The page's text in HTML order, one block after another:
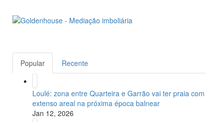
Popular Recente
Loulé: zona entre Quarteira e Garrão vai ter praia com
extenso areal na próxima época balnear
Jan 12, 2026